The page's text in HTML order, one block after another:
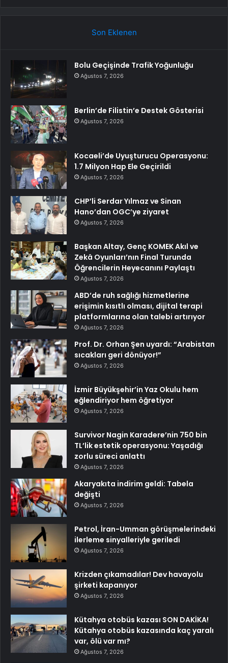
Son Eklenen
Bolu Geçişinde Trafik Yoğunluğu
Ağustos 7, 2026
Berlin’de Filistin’e Destek Gösterisi
Ağustos 7, 2026
Kocaeli’de Uyuşturucu Operasyonu:
1.7 Milyon Hap Ele Geçirildi
Ağustos 7, 2026
CHP’li Serdar Yılmaz ve Sinan
Hano’dan OGC’ye ziyaret
Ağustos 7, 2026
Başkan Altay, Genç KOMEK Akıl ve
Zekâ Oyunları’nın Final Turunda
Öğrencilerin Heyecanını Paylaştı
Ağustos 7, 2026
ABD’de ruh sağlığı hizmetlerine
erişimin kısıtlı olması, dijital terapi
platformlarına olan talebi artırıyor
Ağustos 7, 2026
Prof. Dr. Orhan Şen uyardı: “Arabistan
sıcakları geri dönüyor!”
Ağustos 7, 2026
İzmir Büyükşehir’in Yaz Okulu hem
eğlendiriyor hem öğretiyor
Ağustos 7, 2026
Survivor Nagin Karadere’nin 750 bin
TL’lik estetik operasyonu: Yaşadığı
zorlu süreci anlattı
Ağustos 7, 2026
Akaryakıta indirim geldi: Tabela
değişti
Ağustos 7, 2026
Petrol, İran-Umman görüşmelerindeki
ilerleme sinyalleriyle geriledi
Ağustos 7, 2026
Krizden çıkamadılar! Dev havayolu
şirketi kapanıyor
Ağustos 7, 2026
Kütahya otobüs kazası SON DAKİKA!
Kütahya otobüs kazasında kaç yaralı
var, ölü var mı?
Ağustos 7, 2026